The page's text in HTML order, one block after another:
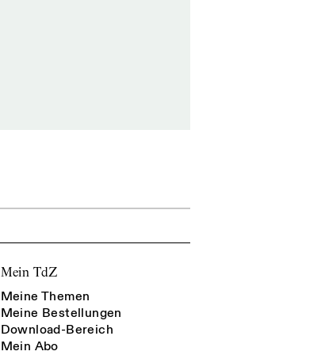
Mein TdZ
Meine Themen
Meine Bestellungen
Download-Bereich
Mein Abo